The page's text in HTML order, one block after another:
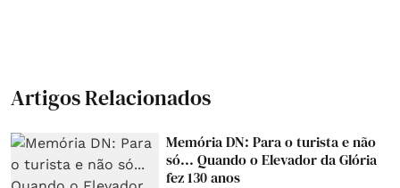
Artigos Relacionados
Memória DN: Para o turista e não
só... Quando o Elevador da Glória
fez 130 anos